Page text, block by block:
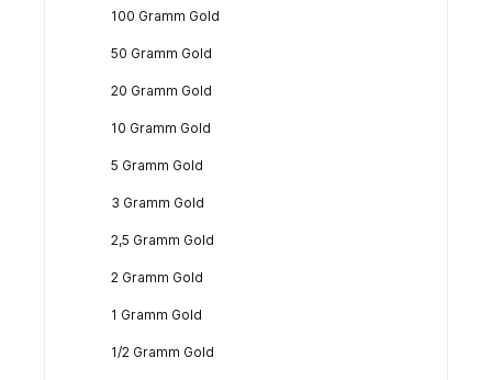
100 Gramm Gold
50 Gramm Gold
20 Gramm Gold
10 Gramm Gold
5 Gramm Gold
3 Gramm Gold
2,5 Gramm Gold
2 Gramm Gold
1 Gramm Gold
1/2 Gramm Gold